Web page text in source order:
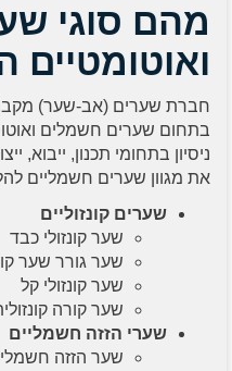
מהם סוגי
ואוטומטיים
חברת שערים (אב-שער)
ניסיון בתחומי תכנון, ייבוא,
את מגוון שערים חשמליים
שערים קונזוליים
שער קונזולי כבד
שער גורר שער
שער קונזולי קל
שער קורה
שערי הזזה חשמליים
שער הזזה